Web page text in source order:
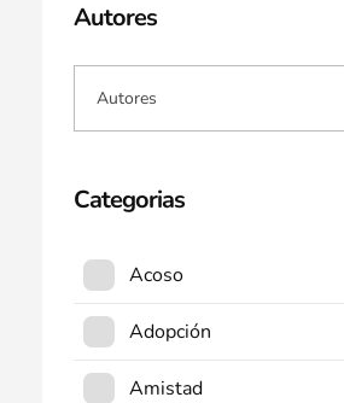
Autores
Categorias
Acoso
Adopción
Amistad